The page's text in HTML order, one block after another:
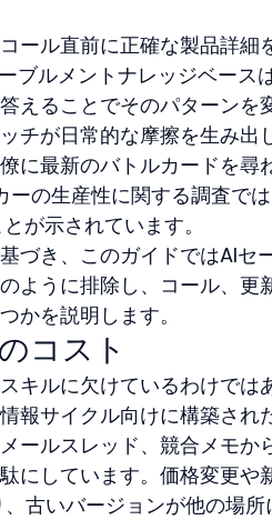
ール直前に正確な製品詳細
ブルメントナレッジベース
えることでそのパターンを
チが日常的な摩擦を生み出
に最新のバトルカードを尋
の生産性に関する調査で
が示されています。
づき、このガイドではAIセ
ように排除し、コール、更
かを説明します。
コスト
キルに欠けているわけでは
報サイクル向けに構築され
ールスレッド、競合メモか
にしています。価格変更や
古いバージョンが他の場所